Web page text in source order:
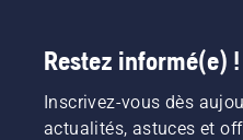
Restez informé(e) !
Inscrivez-vous dès
actualités, astuces et